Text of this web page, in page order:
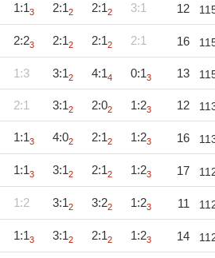
1:13 2:12 2:12 3:1 12
2:23 2:12 2:12 2:1 16
1:3 3:12 4:14 0:13 13
2:1 3:12 2:02 1:23 12
1:13 4:02 2:12 1:23 16
1:13 3:12 2:12 1:23 17
1:2 3:12 3:22 1:23 11
1:13 3:12 2:12 1:23 14